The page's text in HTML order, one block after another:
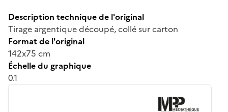
Description technique de l'original
Tirage argentique découpé, collé sur carton
Format de l'original
142x75 cm
Échelle du graphique
0.1